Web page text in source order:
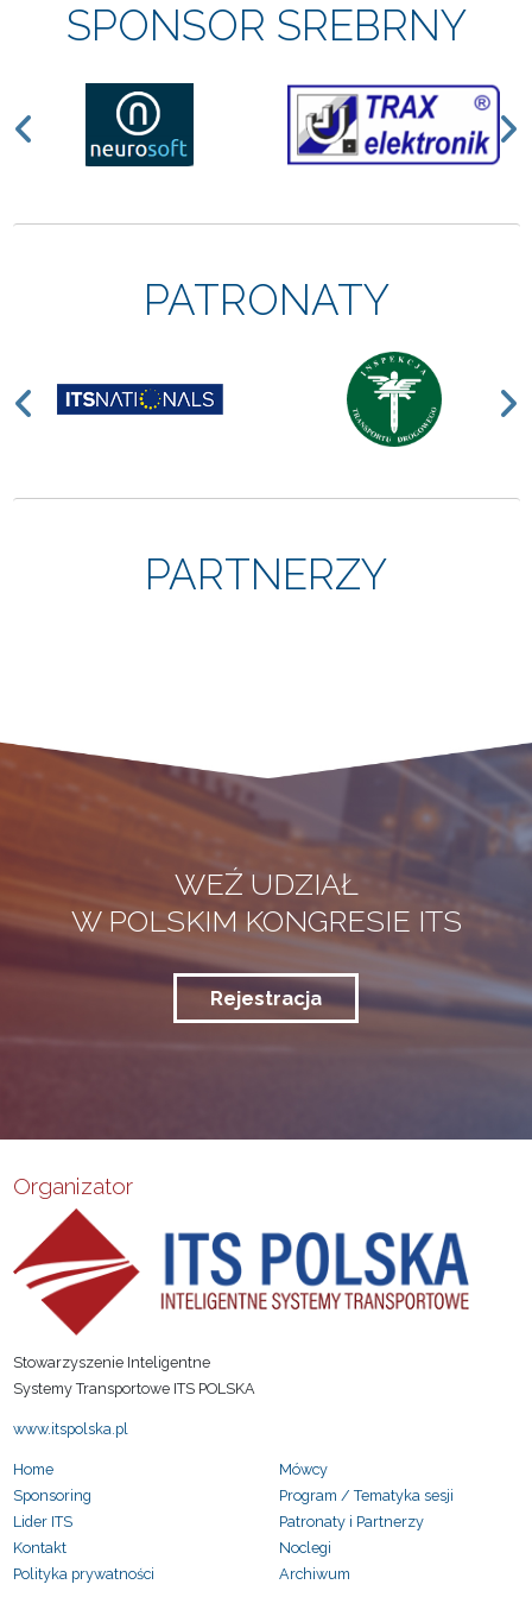
SPONSOR SREBRNY
Previous
PATRONATY
Previous
PARTNERZY
WEŹ UDZIAŁ
W POLSKIM KONGRESIE ITS
Rejestracja
Organizator
Stowarzyszenie Inteligentne
Systemy Transportowe ITS POLSKA
www.itspolska.pl
Home
Sponsoring
Lider ITS
Kontakt
Polityka prywatności
Mówcy
Program / Tematyka sesji
Patronaty i Partnerzy
Noclegi
Archiwum